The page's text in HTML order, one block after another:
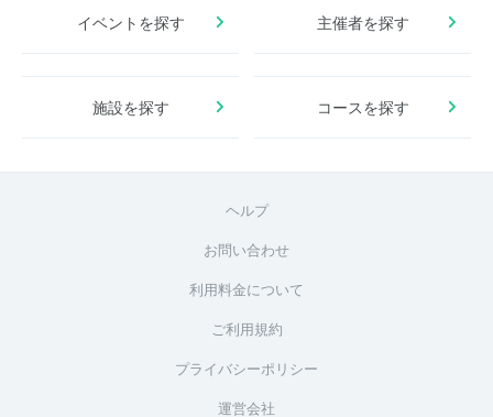
イベントを探す 主催者を探す
施設を探す コースを探す
ヘルプ
お問い合わせ
利用料金について
ご利用規約
プライバシーポリシー
運営会社